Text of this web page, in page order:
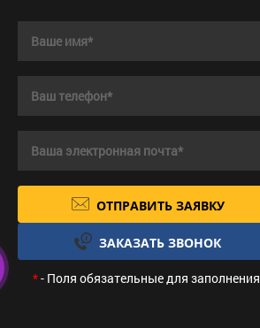
ОТПРАВИТЬ ЗАЯВКУ
ЗАКАЗАТЬ ЗВОНОК
*- Поля обязательные для заполнения